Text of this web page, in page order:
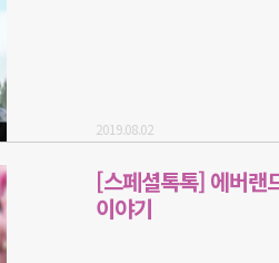
2019.08.02
[스페셜톡톡] 에버랜
이야기